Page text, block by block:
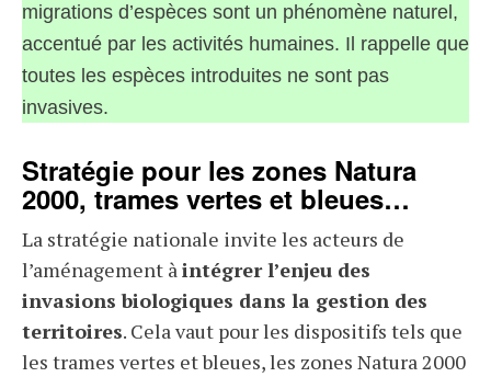
migrations d’espèces sont un phénomène naturel,
accentué par les activités humaines. Il rappelle que
toutes les espèces introduites ne sont pas
invasives.
Stratégie pour les zones Natura
2000, trames vertes et bleues…
La stratégie nationale invite les acteurs de
l’aménagement àintégrer l’enjeu des
invasions biologiques dans la gestion des
territoires. Cela vaut pour les dispositifs tels que
les trames vertes et bleues, les zones Natura 2000